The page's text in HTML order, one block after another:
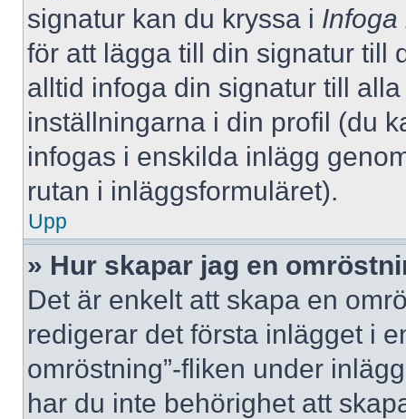
signatur kan du kryssa i Infoga
för att lägga till din signatur till
alltid infoga din signatur till
inställningarna i din profil (du
infogas i enskilda inlägg
rutan i inläggsformuläret).
Upp
» Hur skapar jag en
Det är enkelt att skapa en
redigerar det första inlägget i
omröstning”-fliken under
har du inte behörighet att